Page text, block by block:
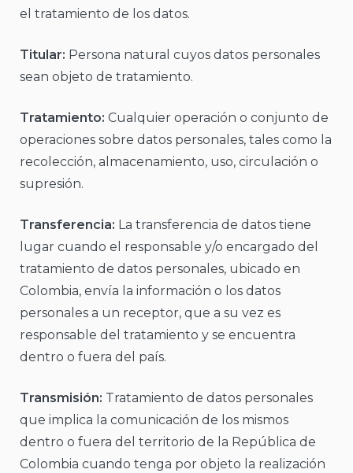
el tratamiento de los datos.
Titular: Persona natural cuyos datos personales
sean objeto de tratamiento.
Tratamiento: Cualquier operación o conjunto de
operaciones sobre datos personales, tales como la
recolección, almacenamiento, uso, circulación o
supresión.
Transferencia: La transferencia de datos tiene
lugar cuando el responsable y/o encargado del
tratamiento de datos personales, ubicado en
Colombia, envía la información o los datos
personales a un receptor, que a su vez es
responsable del tratamiento y se encuentra
dentro o fuera del país.
Transmisión: Tratamiento de datos personales
que implica la comunicación de los mismos
dentro o fuera del territorio de la República de
Colombia cuando tenga por objeto la realización